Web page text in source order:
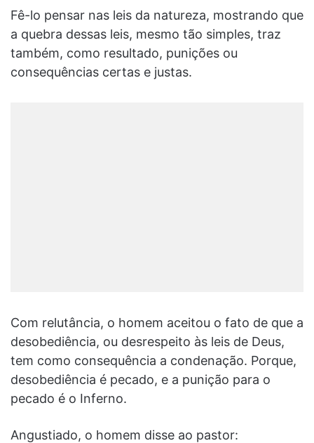
Fê-lo pensar nas leis da natu­reza, mostrando que
a quebra dessas leis, mesmo tão sim­ples, traz
também, como resultado, punições ou
consequências certas e justas.
Com relutância, o homem aceitou o fato de que a
deso­bediência, ou desrespeito às leis de Deus,
tem como consequência a condenação. Porque,
desobediência é pecado, e a punição para o
pecado é o Inferno.
Angustiado, o homem disse ao pastor: